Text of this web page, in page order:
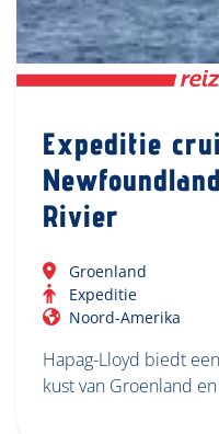
Expeditie
Rivier
Groenland
Expeditie
Noord-Amerika
Hapag-Lloyd biedt
kust van Groenland